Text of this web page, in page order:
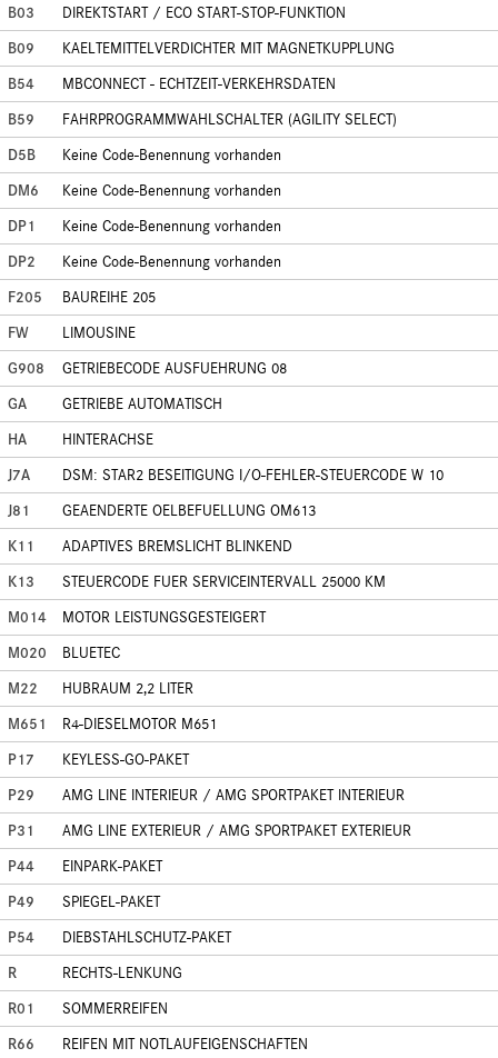
B03
DIREKTSTART / ECO START-STOP-FUNKTION
B09
KAELTEMITTELVERDICHTER MIT MAGNETKUPPLUNG
B54
MBCONNECT - ECHTZEIT-VERKEHRSDATEN
B59
FAHRPROGRAMMWAHLSCHALTER (AGILITY SELECT)
D5B
Keine Code-Benennung vorhanden
DM6
Keine Code-Benennung vorhanden
DP1
Keine Code-Benennung vorhanden
DP2
Keine Code-Benennung vorhanden
F205
BAUREIHE 205
FW
LIMOUSINE
G908
GETRIEBECODE AUSFUEHRUNG 08
GA
GETRIEBE AUTOMATISCH
HA
HINTERACHSE
J7A
DSM: STAR2 BESEITIGUNG I/O-FEHLER-STEUERCODE W 10
J81
GEAENDERTE OELBEFUELLUNG OM613
K11
ADAPTIVES BREMSLICHT BLINKEND
K13
STEUERCODE FUER SERVICEINTERVALL 25000 KM
M014
MOTOR LEISTUNGSGESTEIGERT
M020
BLUETEC
M22
HUBRAUM 2,2 LITER
M651
R4-DIESELMOTOR M651
P17
KEYLESS-GO-PAKET
P29
AMG LINE INTERIEUR / AMG SPORTPAKET INTERIEUR
P31
AMG LINE EXTERIEUR / AMG SPORTPAKET EXTERIEUR
P44
EINPARK-PAKET
P49
SPIEGEL-PAKET
P54
DIEBSTAHLSCHUTZ-PAKET
R
RECHTS-LENKUNG
R01
SOMMERREIFEN
R66
REIFEN MIT NOTLAUFEIGENSCHAFTEN